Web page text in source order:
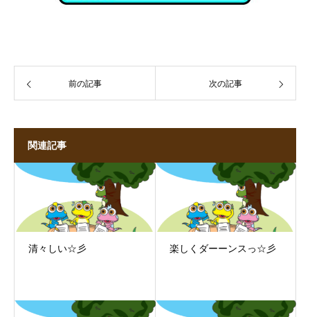
前の記事 次の記事
関連記事
清々しい☆彡 楽しくダーーンスっ☆彡